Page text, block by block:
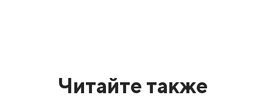
Читайте также